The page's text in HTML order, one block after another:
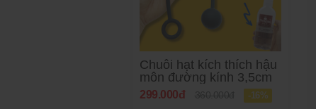
Chuỗi hạt kích thích hậu
môn đường kính 3,5cm
299.000đ -16%